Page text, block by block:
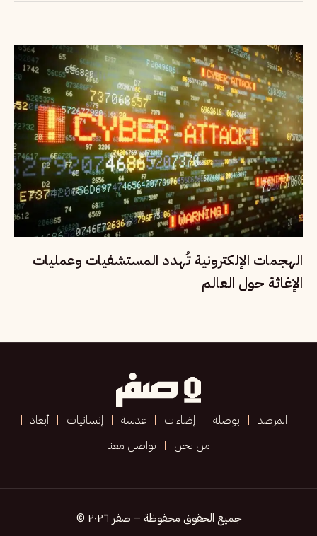
الهجمات الإلكترونية تُهدد المستشفيات وعمليات
الإغاثة حول العالم
المرصد بوصلة إضاءات عدسة إنسانيات
أبعاد
من نحن
تواصل معنا
جميع الحقوق محفوظة – صفر ٢٠٢٦ ©